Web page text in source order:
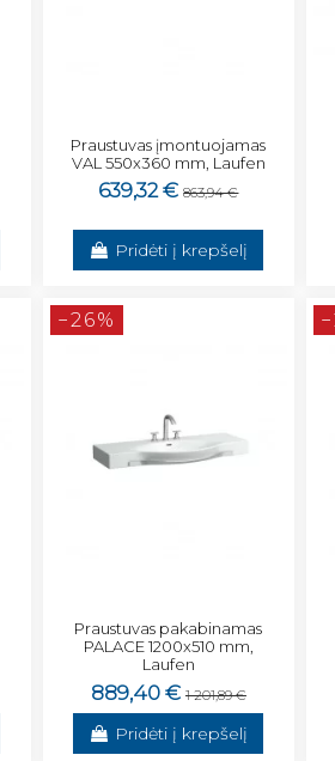
Praustuvas įmontuojamas
VAL 550x360 mm, Laufen
639,32 € 863,94 €
Pridėti į krepšelį
−26%
Praustuvas pakabinamas
PALACE 1200x510 mm,
Laufen
889,40 € 1 201,89 €
Pridėti į krepšelį